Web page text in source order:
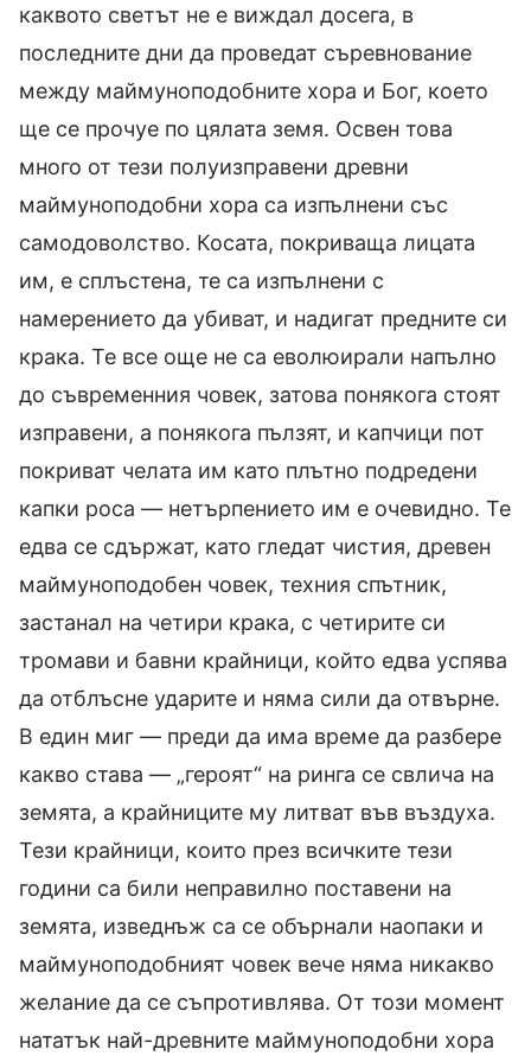
каквото светът не е виждал досега, в
последните дни да проведат съревнование
между маймуноподобните хора и Бог, което
ще се прочуе по цялата земя. Освен това
много от тези полуизправени древни
маймуноподобни хора са изпълнени със
самодоволство. Косата, покриваща лицата
им, е сплъстена, те са изпълнени с
намерението да убиват, и надигат предните си
крака. Те все още не са еволюирали напълно
до съвременния човек, затова понякога стоят
изправени, а понякога пълзят, и капчици пот
покриват челата им като плътно подредени
капки роса — нетърпението им е очевидно. Те
едва се сдържат, като гледат чистия, древен
маймуноподобен човек, техния спътник,
застанал на четири крака, с четирите си
тромави и бавни крайници, който едва успява
да отблъсне ударите и няма сили да отвърне.
В един миг — преди да има време да разбере
какво става — „героят“ на ринга се свлича на
земята, а крайниците му литват във въздуха.
Тези крайници, които през всичките тези
години са били неправилно поставени на
земята, изведнъж са се обърнали наопаки и
маймуноподобният човек вече няма никакво
желание да се съпротивлява. От този момент
нататък най-древните маймуноподобни хора